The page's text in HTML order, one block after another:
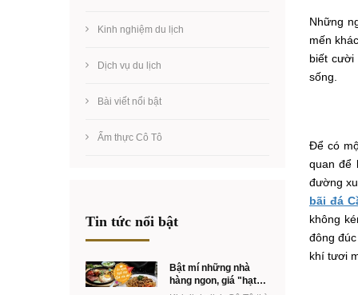
Những
mến
biết cười
sống.
Để có
quan để
đường
bãi đá
không
đông
khí tươi
Kinh nghiệm du lịch
Dịch vụ du lịch
Bài viết nổi bật
Ẩm thực Cô Tô
Tin tức nổi bật
Bật mí những nhà
hàng ngon, giá "hạt